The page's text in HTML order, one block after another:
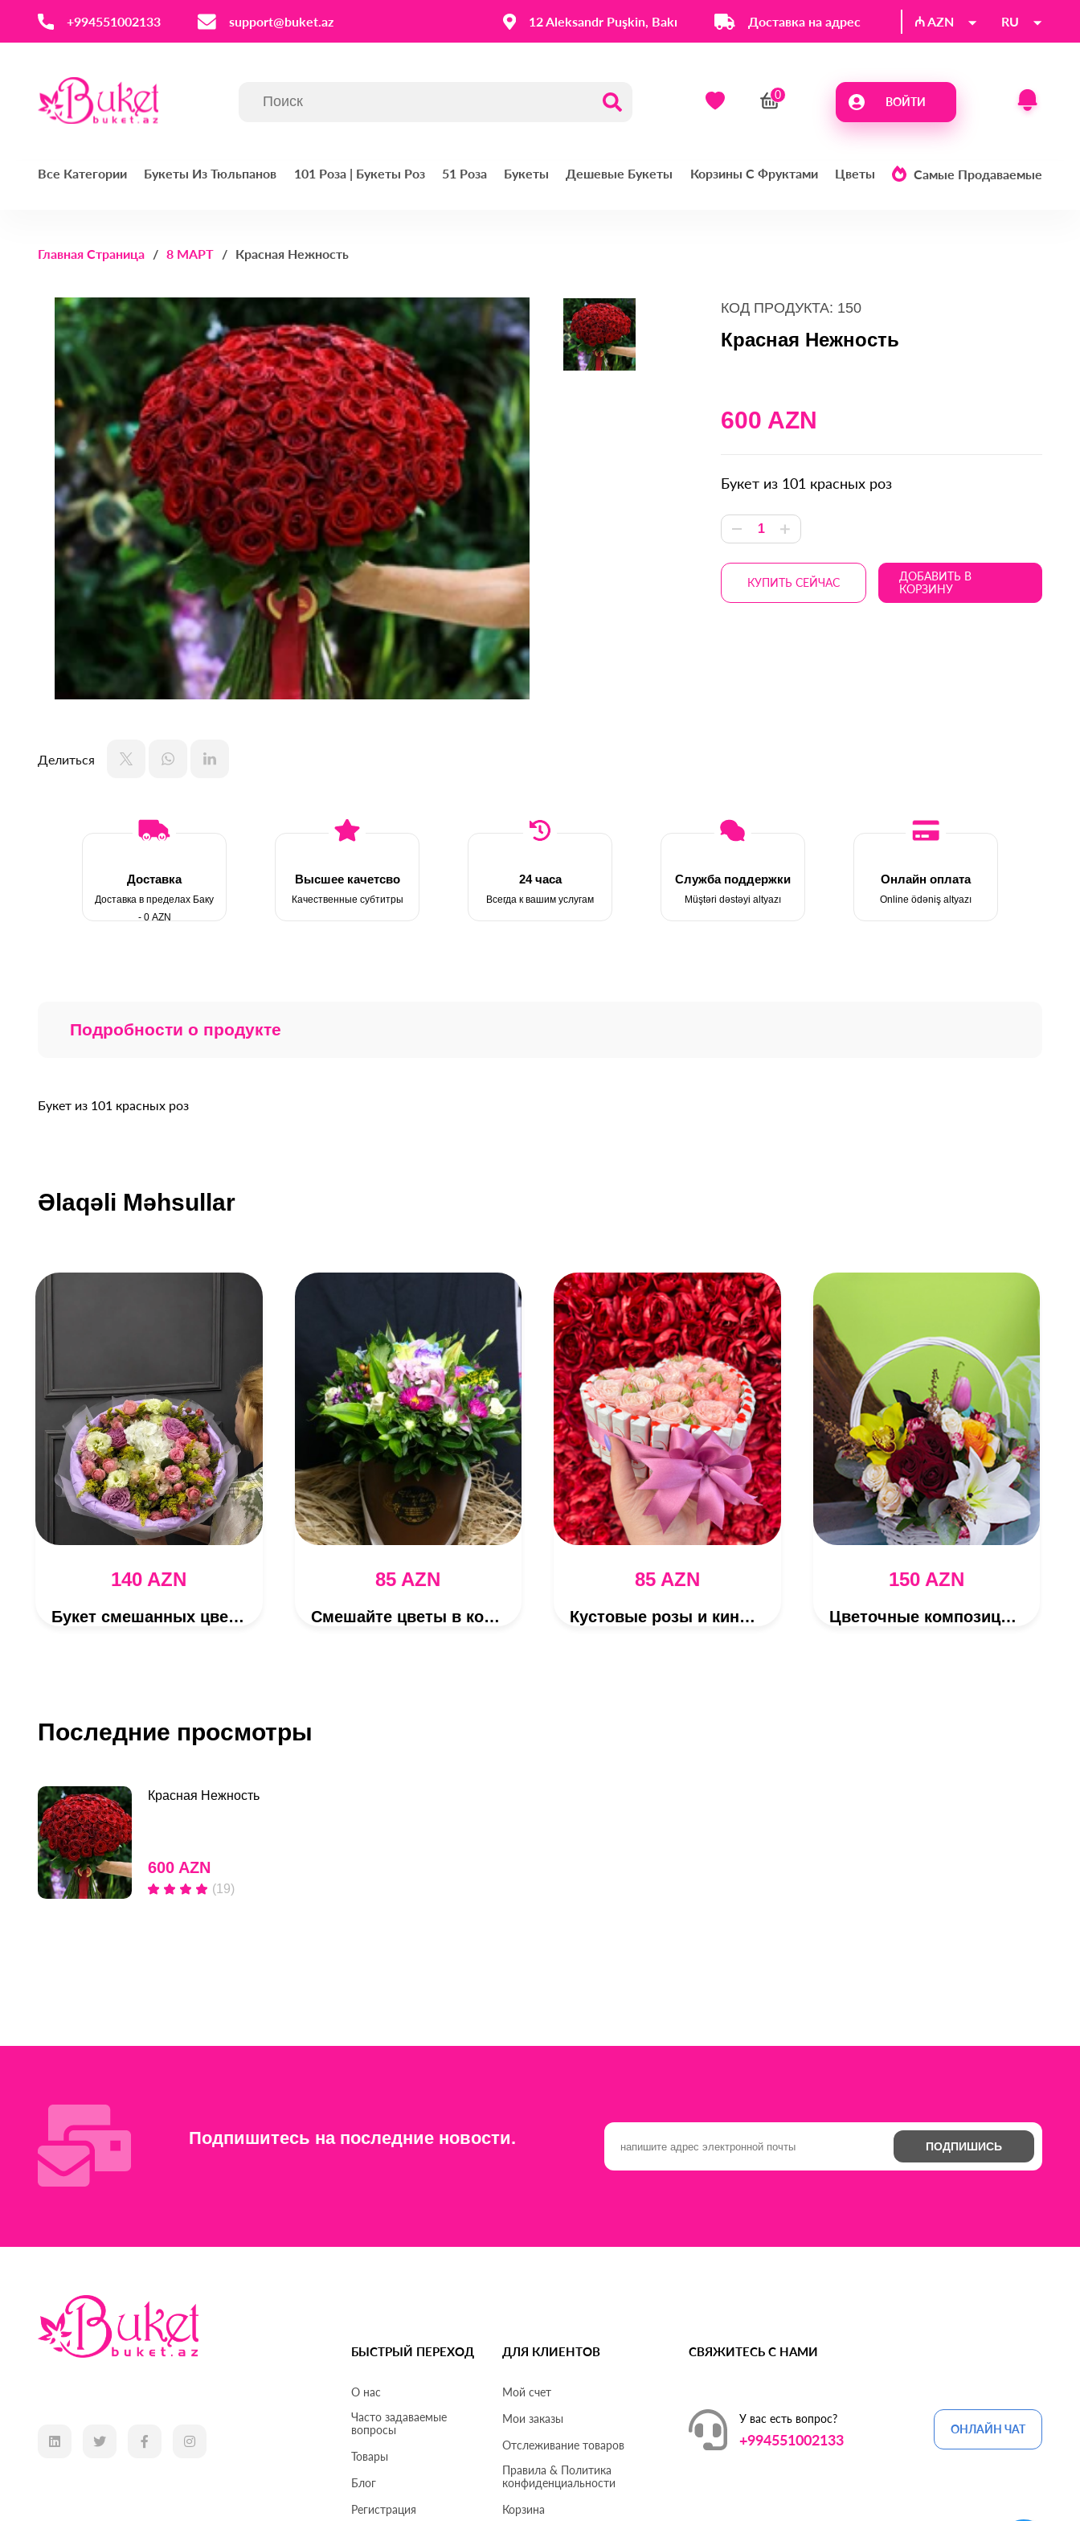
‪+994551002133‬ support@buket.az 12 Aleksandr Puşkin, Bakı Доставка на адрес ₼ AZN RU
ВОЙТИ
Все Категории Букеты Из Тюльпанов 101 Роза | Букеты Роз 51 Роза Букеты Дешевые Букеты Корзины С Фруктами Цветы Самые Продаваемые
Главная Страница 8 МАРТ Красная Нежность
Делиться
КОД ПРОДУКТА: 150
Красная Нежность
600 AZN
Букет из 101 красных роз
КУПИТЬ СЕЙЧАС
ДОБАВИТЬ В
КОРЗИНУ
Доставка
Доставка в пределах Баку
- 0 AZN
Высшее качетсво
Качественные субтитры
24 часа
Всегда к вашим услугам
Служба поддержки
Müştəri dəstəyi altyazı
Онлайн оплата
Online ödəniş altyazı
Подробности о продукте
Букет из 101 красных роз
Əlaqəli Məhsullar
140 AZN
Букет смешанных цветов
85 AZN
Смешайте цветы в коричневой коробке
85 AZN
Кустовые розы и киндер
150 AZN
Цветочные композиции в корзине
Последние просмотры
Красная Нежность
600 AZN
(19)
Подпишитесь на последние новости. ПОДПИШИСЬ
БЫСТРЫЙ ПЕРЕХОД
О нас
Часто задаваемые
вопросы
Товары
Блог
Регистрация
ДЛЯ КЛИЕНТОВ
Мой счет
Мои заказы
Отслеживание товаров
Правила & Политика
конфиденциальности
Корзина
СВЯЖИТЕСЬ С НАМИ
У вас есть вопрос?
+994551002133
ОНЛАЙН ЧАТ